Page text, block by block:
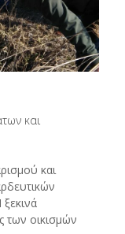
και
και
των οικισμών